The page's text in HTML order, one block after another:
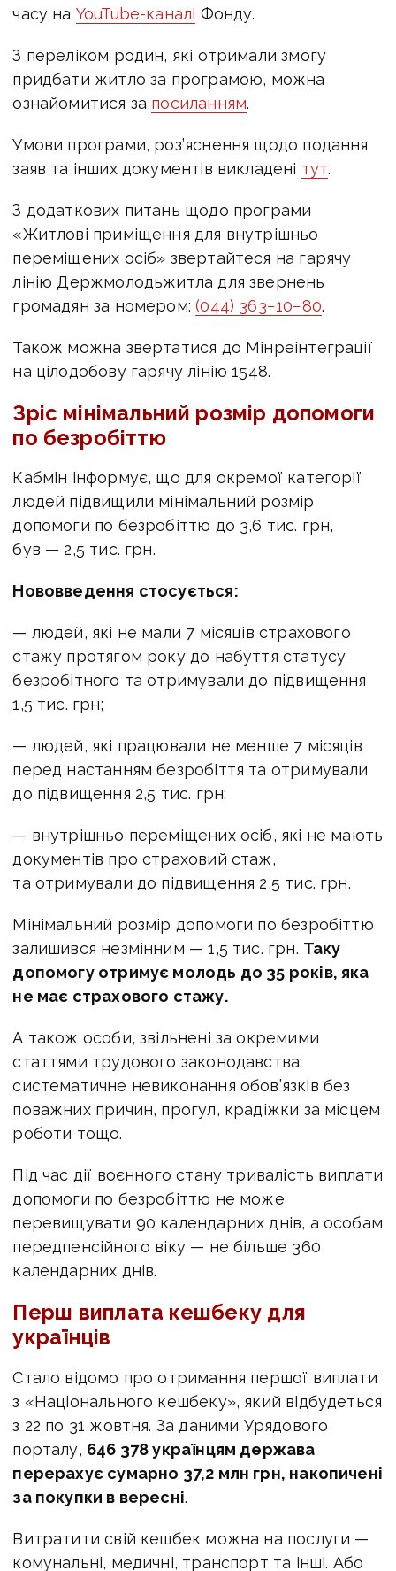
часу на YouTube-каналі Фонду.
З переліком родин, які отримали змогу
придбати житло за програмою, можна
ознайомитися за посиланням.
Умови програми, роз’яснення щодо подання
заяв та інших документів викладені тут.
З додаткових питань щодо програми
«Житлові приміщення для внутрішньо
переміщених осіб» звертайтеся на гарячу
лінію Держмолодьжитла для звернень
громадян за номером:(044) 363−10−80.
Також можна звертатися до Мінреінтеграції
на цілодобову гарячу лінію 1548.
Зріс мінімальний розмір допомоги
по безробіттю
Кабмін інформує, що для окремої категорії
людей підвищили мінімальний розмір
допомоги по безробіттю до 3,6 тис. грн,
був — 2,5 тис. грн.
Нововведення стосується:
— людей, які не мали 7 місяців страхового
стажу протягом року до набуття статусу
безробітного та отримували до підвищення
1,5 тис. грн;
— людей, які працювали не менше 7 місяців
перед настанням безробіття та отримували
до підвищення 2,5 тис. грн;
— внутрішньо переміщених осіб, які не мають
документів про страховий стаж,
та отримували до підвищення 2,5 тис. грн.
Мінімальний розмір допомоги по безробіттю
залишився незмінним — 1,5 тис. грн. Таку
допомогу отримує молодь до 35 років, яка
не має страхового стажу.
А також особи, звільнені за окремими
статтями трудового законодавства:
систематичне невиконання обов’язків без
поважних причин, прогул, крадіжки за місцем
роботи тощо.
Під час дії воєнного стану тривалість виплати
допомоги по безробіттю не може
перевищувати 90 календарних днів, а особам
передпенсійного віку — не більше 360
календарних днів.
Перш виплата кешбеку для
українців
Стало відомо про отримання першої виплати
з «Національного кешбеку», який відбудеться
з 22 по 31 жовтня. За даними Урядового
порталу, 646 378 українцям держава
перерахує сумарно 37,2 млн грн, накопичені
за покупки в вересні.
Витратити свій кешбек можна на послуги —
комунальні, медичні, транспорт та інші. Або